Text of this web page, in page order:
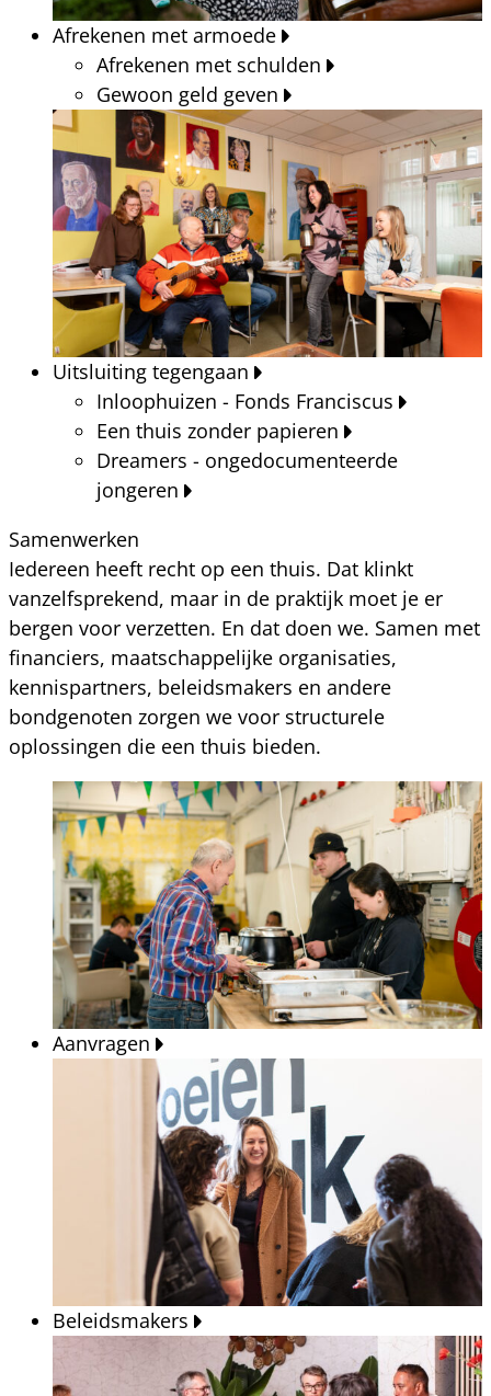
Afrekenen met armoede
Afrekenen met schulden
Gewoon geld geven
Uitsluiting tegengaan
Inloophuizen - Fonds Franciscus
Een thuis zonder papieren
Dreamers - ongedocumenteerde
jongeren
Samenwerken
Iedereen heeft recht op een thuis. Dat klinkt
vanzelfsprekend, maar in de praktijk moet je er
bergen voor verzetten. En dat doen we. Samen met
financiers, maatschappelijke organisaties,
kennispartners, beleidsmakers en andere
bondgenoten zorgen we voor structurele
oplossingen die een thuis bieden.
Aanvragen
Beleidsmakers